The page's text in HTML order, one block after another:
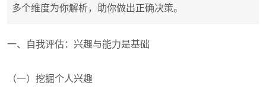
多个维度为你解析，助你做出正确决策。
一、自我评估：兴趣与能力是基础
（一）挖掘个人兴趣